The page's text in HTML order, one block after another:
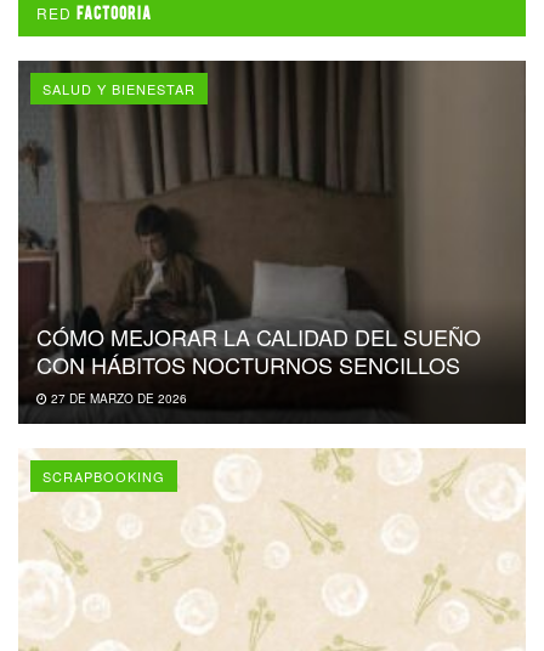
RED FACTOORIA
SALUD Y BIENESTAR
CÓMO MEJORAR LA CALIDAD DEL SUEÑO
CON HÁBITOS NOCTURNOS SENCILLOS
27 DE MARZO DE 2026
SCRAPBOOKING